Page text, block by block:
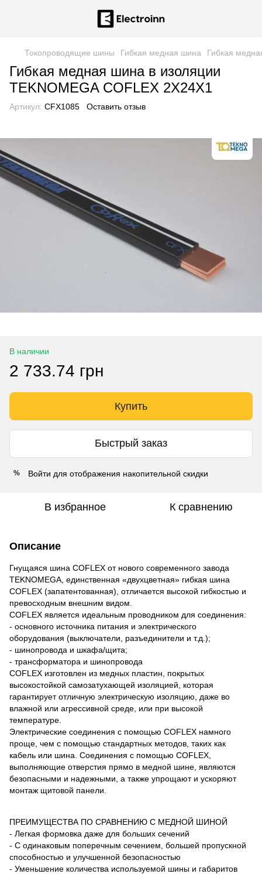
Токопроводящие шины Гибкая медная шина Гибкая
Гибкая медная шина в изоляции
TEKNOMEGA COFLEX 2X24X1
Артикул: CFX1085 Оставить отзыв
В наличии
2 733.74 грн
Купить
Быстрый заказ
% Войти для отображения накопительной скидки
В избранное К сравнению
Описание
Гнущаяся шина COFLEX от нового современного завода
TEKNOMEGA, единственная «двухцветная» гибкая шина
COFLEX (запатентованная), отличается высокой гибкостью и
превосходным внешним видом.
COFLEX является идеальным проводником для соединения:
- основного источника питания и электрического
оборудования (выключатели, разъединители и т.д.);
- шинопровода и шкафа/щита;
- трансформатора и шинопровода
COFLEX изготовлен из медных пластин, покрытых
высокостойкой самозатухающей изоляцией, которая
гарантирует отличную электрическую изоляцию, даже во
влажной или агрессивной среде, или при высокой
температуре.
Электрические соединения с помощью COFLEX намного
проще, чем с помощью стандартных методов, таких как
кабель или шина. Соединения с помощью COFLEX,
выполняющие отверстия прямо в медной шине, являются
безопасными и надежными, а также упрощают и ускоряют
монтаж щитовой панели.
ПРЕИМУЩЕСТВА ПО СРАВНЕНИЮ С МЕДНОЙ ШИНОЙ
- Легкая формовка даже для больших сечений
- С одинаковым поперечным сечением, большей пропускной
способностью и улучшенной безопасностью
- Уменьшение количества используемой шины и габаритов